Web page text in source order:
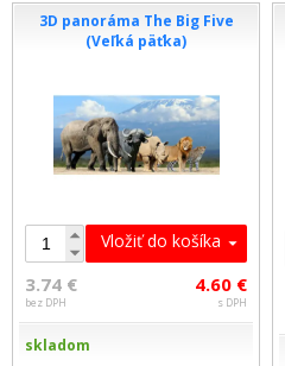
3D panoráma The Big Five
(Veľká päťka)
Vložiť do košíka
3.74 €
bez DPH
4.60 €
s DPH
skladom